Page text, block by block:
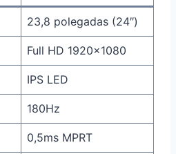
23,8 polegadas (24″)
Full HD 1920×1080
IPS LED
180Hz
0,5ms MPRT